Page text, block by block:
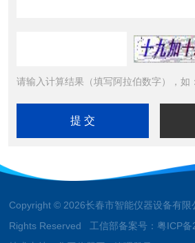
请输入计算结果（填写阿拉伯数字），如
Copyright © 2026长春市智能仪器设备有限
Rights Reserved 工信部备案号： 粤ICP